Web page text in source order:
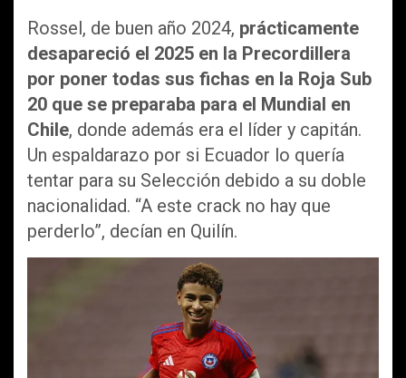
Rossel, de buen año 2024, prácticamente
desapareció el 2025 en la Precordillera
por poner todas sus fichas en la Roja Sub
20 que se preparaba para el Mundial en
Chile, donde además era el líder y capitán.
Un espaldarazo por si Ecuador lo quería
tentar para su Selección debido a su doble
nacionalidad. “A este crack no hay que
perderlo”, decían en Quilín.